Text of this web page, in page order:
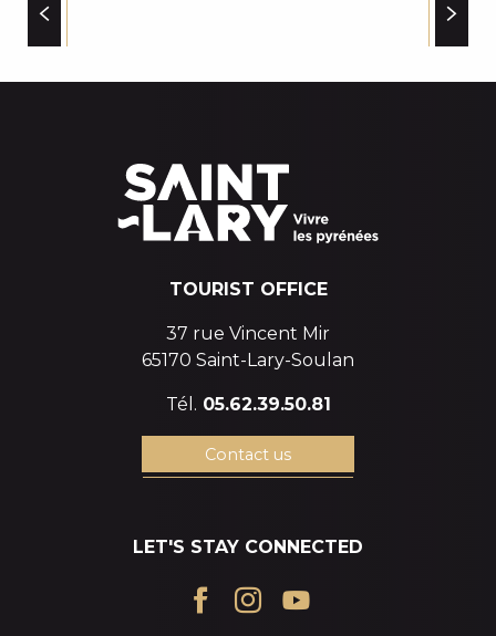
p
a
CHALET L'ESCAPADE
APPARTEMENT HECHEMPY
TOURIST OFFICE
37 rue Vincent Mir
65170 Saint-Lary-Soulan
Tél. 05.62.39.50.81
Contact us
LET'S STAY CONNECTED